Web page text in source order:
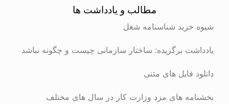
مطالب و یادداشت ها
شیوه خرید شناسنامه شغل
یادداشت برگزیده: ساختار سازمانی چیست و چگونه نباشد
دانلود فایل های متنی
بخشنامه های مزد وزارت کار در سال های مختلف